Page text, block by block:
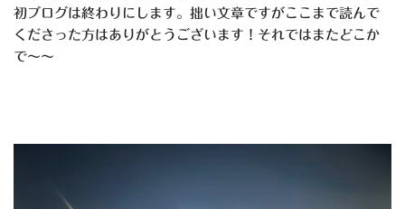
初ブログは終わりにします。拙い文章ですがここまで読んで
くださった方はありがとうございます！それではまたどこか
で～～